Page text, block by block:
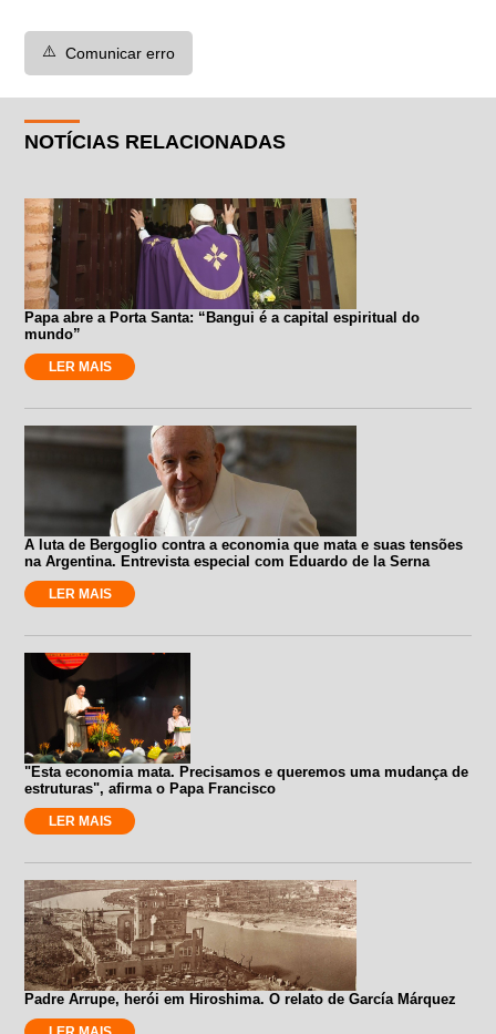
⚠️ Comunicar erro
NOTÍCIAS RELACIONADAS
Papa abre a Porta Santa: “Bangui é a capital espiritual do
mundo”
LER MAIS
A luta de Bergoglio contra a economia que mata e suas tensões
na Argentina. Entrevista especial com Eduardo de la Serna
LER MAIS
"Esta economia mata. Precisamos e queremos uma mudança de
estruturas", afirma o Papa Francisco
LER MAIS
Padre Arrupe, herói em Hiroshima. O relato de García Márquez